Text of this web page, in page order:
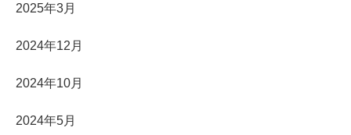
2025年3月
2024年12月
2024年10月
2024年5月